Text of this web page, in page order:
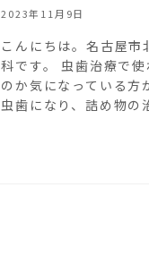
2023年11月9日
こんにちは。名古屋
科です。 虫歯治療で
のか気になっている方
虫歯になり、詰め物